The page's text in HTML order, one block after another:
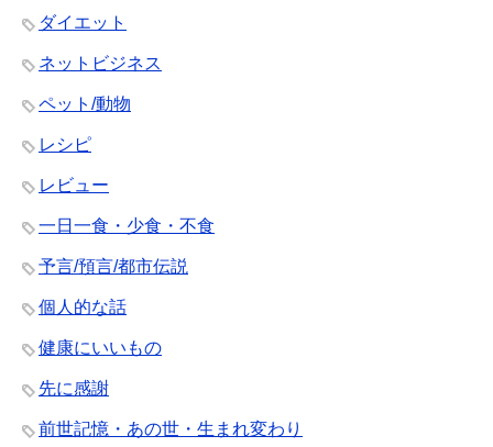
ダイエット
ネットビジネス
ペット/動物
レシピ
レビュー
一日一食・少食・不食
予言/預言/都市伝説
個人的な話
健康にいいもの
先に感謝
前世記憶・あの世・生まれ変わり